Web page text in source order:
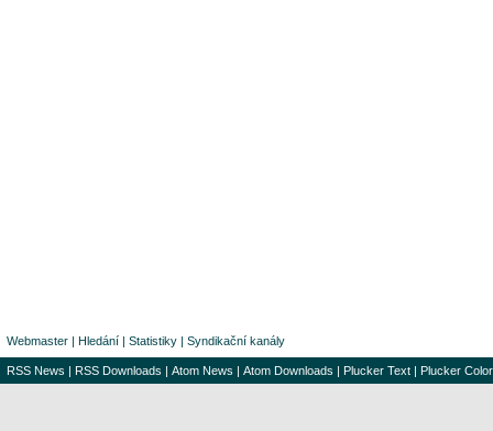
Webmaster | Hledání | Statistiky | Syndikační kanály
RSS News | RSS Downloads | Atom News | Atom Downloads | Plucker Text | Plucker Color